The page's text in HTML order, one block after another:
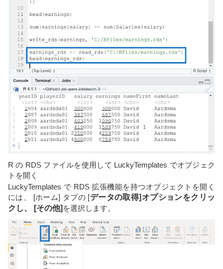
R の RDS ファイルを使用して LuckyTemplates でオブジェク
トを開く
LuckyTemplates で RDS 拡張機能を持つオブジェクトを開く
には、 [ホーム] タブの [データの取得]オプションをクリッ
クし、 [その他] を選択します。